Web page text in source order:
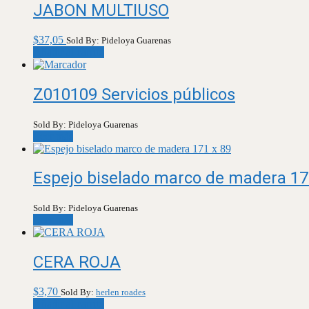
JABON MULTIUSO
$37,05 Sold By: Pideloya Guarenas
Z010109 Servicios públicos
Sold By: Pideloya Guarenas
Espejo biselado marco de madera
Sold By: Pideloya Guarenas
CERA ROJA
$3,70 Sold By: herlen roades